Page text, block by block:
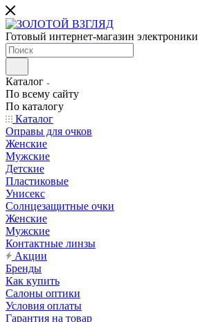
Готовый интернет-магазин электроники
Каталог
По всему сайту
По каталогу
Каталог
Оправы для очков
Женские
Мужские
Детские
Пластиковые
Унисекс
Солнцезащитные очки
Женские
Мужские
Контактные линзы
Акции
Бренды
Как купить
Салоны оптики
Условия оплаты
Гарантия на товар